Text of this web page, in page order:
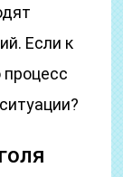
Если к